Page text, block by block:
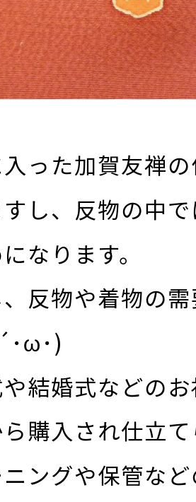
った加賀友禅
し、反物の中
なります。
、反物や着物の
･ω･)
結婚式などの
購入され仕立
ングや保管な